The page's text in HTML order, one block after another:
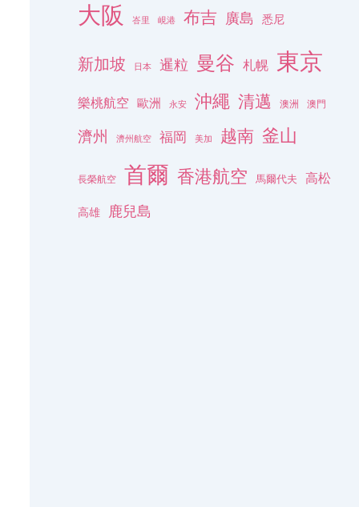
大阪 峇里 峴港 布吉 廣島 悉尼
新加坡 日本 暹粒 曼谷 札幌 東京
樂桃航空 歐洲 永安 沖繩 清邁 澳洲 澳門
濟州 濟州航空 福岡 美加 越南 釜山
長榮航空 首爾 香港航空 馬爾代夫 高松
高雄 鹿兒島